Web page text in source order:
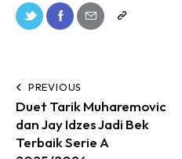
PREVIOUS
Duet Tarik Muharemovic
dan Jay Idzes Jadi Bek
Terbaik Serie A